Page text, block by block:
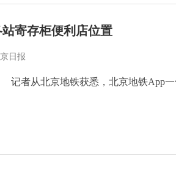
寄存柜便利店位置
日报
记者从北京地铁获悉，北京地铁App